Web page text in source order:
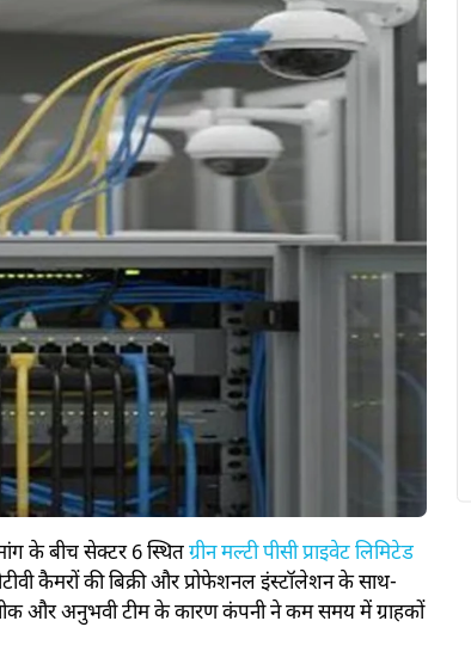
के बीच सेक्टर 6 स्थितग्रीन मल्टी पीसी प्राइवेट लिमिटेड
कैमरों की बिक्री और प्रोफेशनल इंस्टॉलेशन के साथ-
और अनुभवी टीम के कारण कंपनी ने कम समय में ग्राहकों